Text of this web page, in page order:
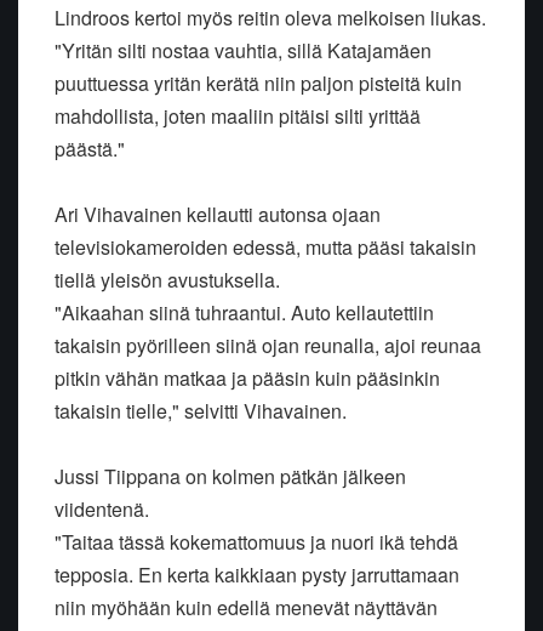
Lindroos kertoi myös reitin oleva melkoisen liukas.
"Yritän silti nostaa vauhtia, sillä Katajamäen
puuttuessa yritän kerätä niin paljon pisteitä kuin
mahdollista, joten maaliin pitäisi silti yrittää
päästä."
Ari Vihavainen kellautti autonsa ojaan
televisiokameroiden edessä, mutta pääsi takaisin
tiellä yleisön avustuksella.
"Aikaahan siinä tuhraantui. Auto kellautettiin
takaisin pyörilleen siinä ojan reunalla, ajoi reunaa
pitkin vähän matkaa ja pääsin kuin pääsinkin
takaisin tielle," selvitti Vihavainen.
Jussi Tiippana on kolmen pätkän jälkeen
viidentenä.
"Taitaa tässä kokemattomuus ja nuori ikä tehdä
tepposia. En kerta kaikkiaan pysty jarruttamaan
niin myöhään kuin edellä menevät näyttävän